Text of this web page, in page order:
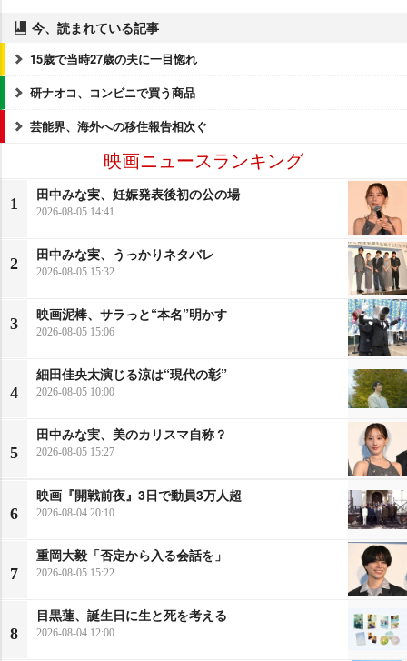
今、読まれている記事
15歳で当時27歳の夫に一目惚れ
研ナオコ、コンビニで買う商品
芸能界、海外への移住報告相次ぐ
映画ニュースランキング
1
田中みな実、妊娠発表後初の公の場
2026-08-05 14:41
2
田中みな実、うっかりネタバレ
2026-08-05 15:32
3
映画泥棒、サラっと“本名”明かす
2026-08-05 15:06
4
細田佳央太演じる涼は“現代の彰”
2026-08-05 10:00
5
田中みな実、美のカリスマ自称？
2026-08-05 15:27
6
映画『開戦前夜』3日で動員3万人超
2026-08-04 20:10
7
重岡大毅「否定から入る会話を」
2026-08-05 15:22
8
目黒蓮、誕生日に生と死を考える
2026-08-04 12:00